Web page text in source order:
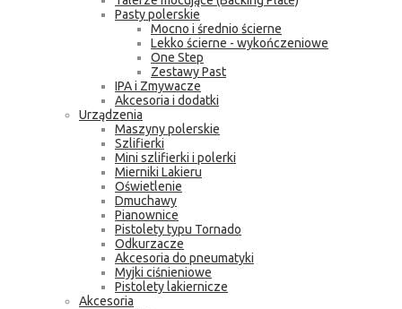
Pasty polerskie
Mocno i średnio ścierne
Lekko ścierne - wykończeniowe
One Step
Zestawy Past
IPA i Zmywacze
Akcesoria i dodatki
Urządzenia
Maszyny polerskie
Szlifierki
Mini szlifierki i polerki
Mierniki Lakieru
Oświetlenie
Dmuchawy
Pianownice
Pistolety typu Tornado
Odkurzacze
Akcesoria do pneumatyki
Myjki ciśnieniowe
Pistolety lakiernicze
Akcesoria